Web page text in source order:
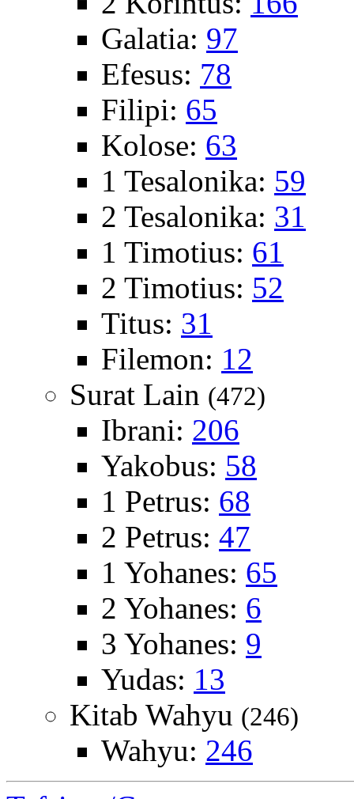
Galatia: 97
Efesus: 78
Filipi: 65
Kolose: 63
1 Tesalonika: 59
2 Tesalonika: 31
1 Timotius: 61
2 Timotius: 52
Titus: 31
Filemon: 12
Surat Lain (472)
Ibrani: 206
Yakobus: 58
1 Petrus: 68
2 Petrus: 47
1 Yohanes: 65
2 Yohanes: 6
3 Yohanes: 9
Yudas: 13
Kitab Wahyu (246)
Wahyu: 246